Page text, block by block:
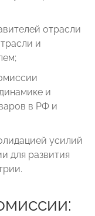
отрасли
и
и
в РФ и
усилий
для развития